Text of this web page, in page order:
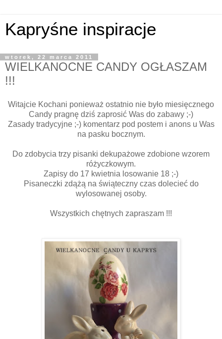
Kapryśne inspiracje
wtorek, 22 marca 2011
WIELKANOCNE CANDY OGŁASZAM
!!!
Witajcie Kochani ponieważ ostatnio nie było miesięcznego
Candy pragnę dziś zaprosić Was do zabawy ;-)
Zasady tradycyjne ;-) komentarz pod postem i anons u Was
na pasku bocznym.
Do zdobycia trzy pisanki dekupażowe zdobione wzorem
różyczkowym.
Zapisy do 17 kwietnia losowanie 18 ;-)
Pisaneczki zdążą na świąteczny czas dolecieć do
wylosowanej osoby.
Wszystkich chętnych zapraszam !!!